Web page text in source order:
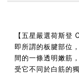
【五星嚴選荷斯登
即所謂的板腱部位
間的一條透明嫩筋
受它不同於白筋的